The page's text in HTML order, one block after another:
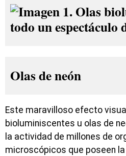
Olas de neón
Este maravilloso efecto
bioluminiscentes u olas de
la actividad de millones de
microscópicos que poseen